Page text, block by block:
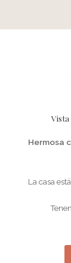
Hermosa
La casa